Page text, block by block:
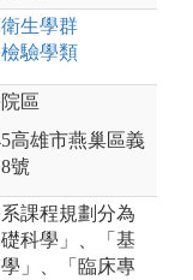
生學群
驗學類
區
高雄市燕巢區義
號
課程規劃分為
礎科學」、「基
」、「臨床專